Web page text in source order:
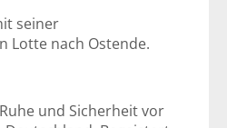
seiner
Lotte nach Ostende.
und Sicherheit vor